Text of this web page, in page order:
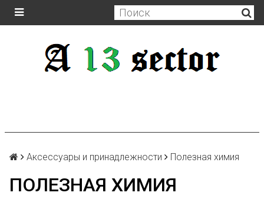
Аксессуары и принадлежности Полезная химия
ПОЛЕЗНАЯ ХИМИЯ